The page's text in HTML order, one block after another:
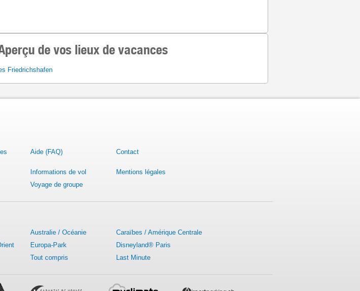
de vos lieux de vacances
Friedrichshafen
Aide (FAQ) Contact
Informations de vol
Mentions légales
Voyage de groupe
Australie / Océanie
Caraïbes / Amérique Centrale
Europa-Park
Disneyland® Paris
Tout compris Last Minute